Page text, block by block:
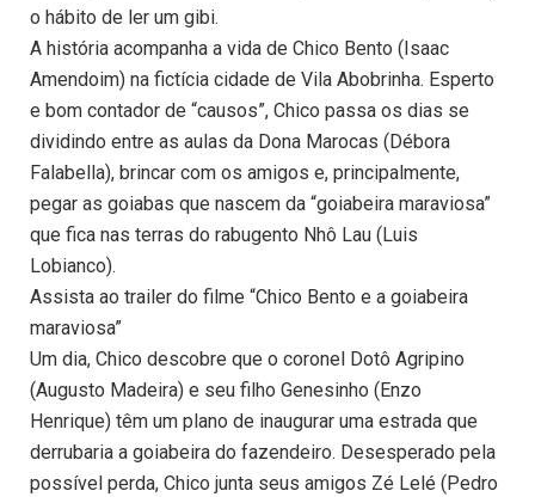
o hábito de ler um gibi.
A história acompanha a vida de Chico Bento (Isaac
Amendoim) na fictícia cidade de Vila Abobrinha. Esperto
e bom contador de “causos”, Chico passa os dias se
dividindo entre as aulas da Dona Marocas (Débora
Falabella), brincar com os amigos e, principalmente,
pegar as goiabas que nascem da “goiabeira maraviosa”
que fica nas terras do rabugento Nhô Lau (Luis
Lobianco).
Assista ao trailer do filme “Chico Bento e a goiabeira
maraviosa”
Um dia, Chico descobre que o coronel Dotô Agripino
(Augusto Madeira) e seu filho Genesinho (Enzo
Henrique) têm um plano de inaugurar uma estrada que
derrubaria a goiabeira do fazendeiro. Desesperado pela
possível perda, Chico junta seus amigos Zé Lelé (Pedro